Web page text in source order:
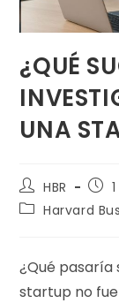
¿QUÉ
UNA
HBR
Harvard
¿Qué
startup no